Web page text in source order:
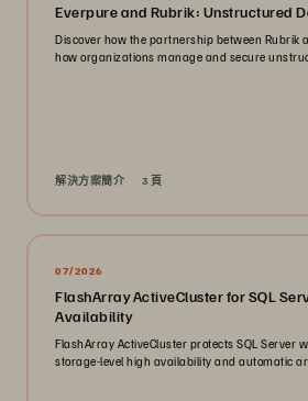
Everpure and Rubrik: Unstructured
Discover how the partnership between Rubrik
how organizations manage and secure
解決方案簡介 3 頁
07/2026
FlashArray ActiveCluster for SQL
Availability
FlashArray ActiveCluster protects SQL Server
storage-level high availability and automatic